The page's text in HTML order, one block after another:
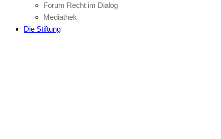
Forum Recht im Dialog
Mediathek
Die Stiftung